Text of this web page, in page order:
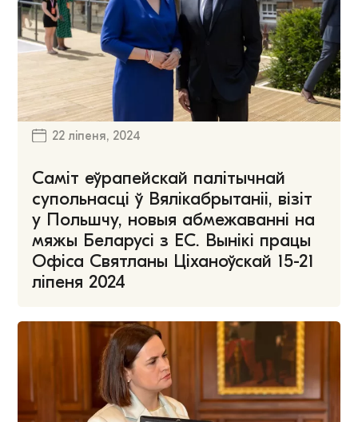
22 ліпеня, 2024
Саміт еўрапейскай палітычнай
супольнасці ў Вялікабрытаніі, візіт
у Польшчу, новыя абмежаванні на
мяжы Беларусі з ЕС. Вынікі працы
Офіса Святланы Ціханоўскай 15-21
ліпеня 2024